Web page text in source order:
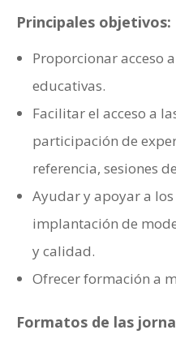
Principales objetivos:
Proporcionar acceso
educativas.
Facilitar el acceso a
participación de
referencia, sesiones
Ayudar y apoyar a
implantación de
y calidad.
Ofrecer formación a
Formatos de las